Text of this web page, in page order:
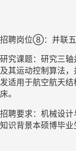
招聘岗位⑧：并联
研究课题：研究三
及其运动控制算法
发适用于航空航天
床。
招聘要求：机械设
知识背景本硕博毕业